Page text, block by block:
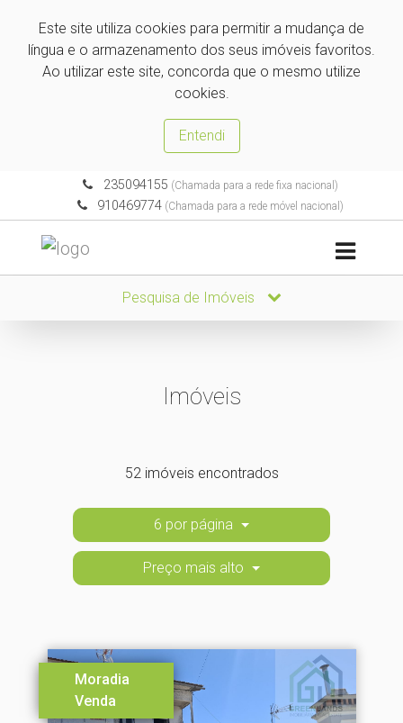
Este site utiliza cookies para permitir a mudança de
língua e o armazenamento dos seus imóveis favoritos.
Ao utilizar este site, concorda que o mesmo utilize
cookies.
Entendi
235094155 (Chamada para a rede fixa nacional)
910469774 (Chamada para a rede móvel nacional)
Pesquisa de Imóveis
Imóveis
52 imóveis encontrados
6 por página
Preço mais alto
Moradia
Venda